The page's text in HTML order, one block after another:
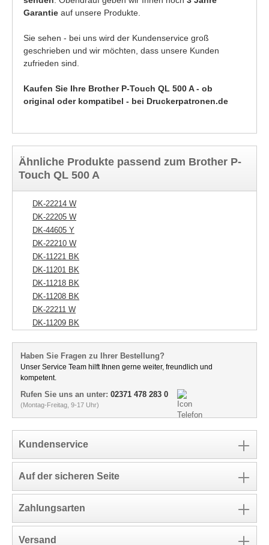
Garantie auf unsere Produkte.
Sie sehen - bei uns wird der Kundenservice groß
geschrieben und wir möchten, dass unsere Kunden
zufrieden sind.
Kaufen Sie Ihre Brother P-Touch QL 500 A - ob
original oder kompatibel - bei Druckerpatronen.de
Ähnliche Produkte passend zum Brother P-
Touch QL 500 A
DK-22214 W
DK-22205 W
DK-44605 Y
DK-22210 W
DK-11221 BK
DK-11201 BK
DK-11218 BK
DK-11208 BK
DK-22211 W
DK-11209 BK
Haben Sie Fragen zu Ihrer Bestellung?
Unser Service Team hilft Ihnen gerne weiter, freundlich und
kompetent.
Rufen Sie uns an unter: 02371 478 283 0
(Montag-Freitag, 9-17 Uhr)
Kundenservice
Auf der sicheren Seite
Zahlungsarten
Versand